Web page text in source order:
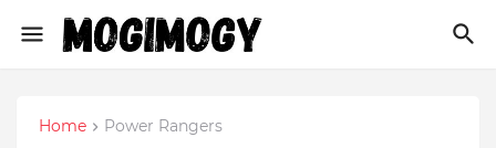
Home Power Rangers